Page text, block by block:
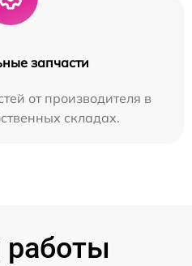
запчасти
от производителя в
складах.